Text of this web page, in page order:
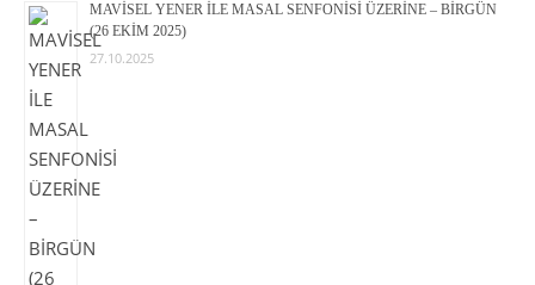
MAVİSEL YENER İLE MASAL SENFONİSİ ÜZERİNE – BİRGÜN
(26 EKİM 2025)
27.10.2025